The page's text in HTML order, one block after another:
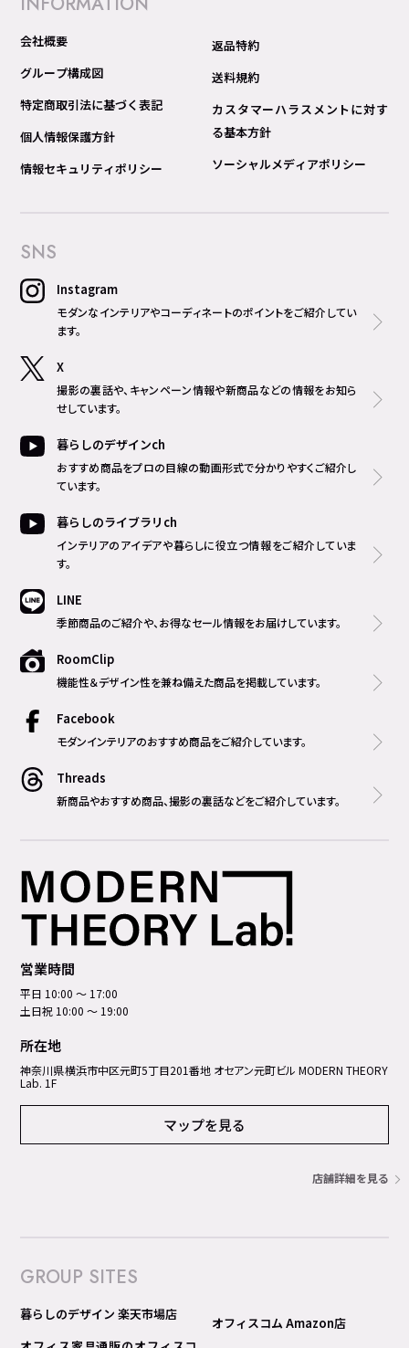
会社概要
グループ構成図
特定商取引法に基づく表記
個人情報保護方針
情報セキュリティポリシー
返品特約
送料規約
カスタマーハラスメントに対す
る基本方針
ソーシャルメディアポリシー
SNS
Instagram
モダンなインテリアやコーディネートのポイントをご紹介してい
ます。
X
撮影の裏話や、キャンペーン情報や新商品などの情報をお知ら
せしています。
暮らしのデザインch
おすすめ商品をプロの目線の動画形式で分かりやすくご紹介し
ています。
暮らしのライブラリch
インテリアのアイデアや暮らしに役立つ情報をご紹介していま
す。
LINE
季節商品のご紹介や、お得なセール情報をお届けしています。
RoomClip
機能性＆デザイン性を兼ね備えた商品を掲載しています。
Facebook
モダンインテリアのおすすめ商品をご紹介しています。
Threads
新商品やおすすめ商品、撮影の裏話などをご紹介しています。
営業時間
平日 10:00 ～ 17:00
土日祝 10:00 ～ 19:00
所在地
神奈川県横浜市中区元町5丁⽬201番地 オセアン元町ビル MODERN THEORY
Lab. 1F
マップを見る
店舗詳細を見る
GROUP SITES
暮らしのデザイン 楽天市場店
オフィスコム Amazon店